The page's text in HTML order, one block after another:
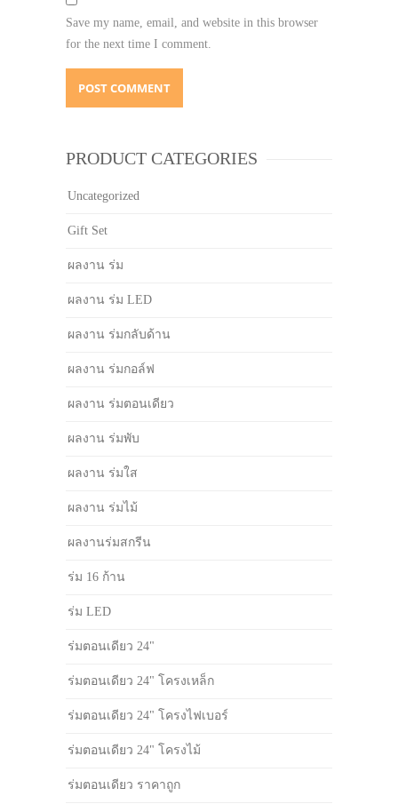
Save my name, email, and website in this browser
for the next time I comment.
PRODUCT CATEGORIES
Uncategorized
Gift Set
ผลงาน ร่ม
ผลงาน ร่ม LED
ผลงาน ร่มกลับด้าน
ผลงาน ร่มกอล์ฟ
ผลงาน ร่มตอนเดียว
ผลงาน ร่มพับ
ผลงาน ร่มใส
ผลงาน ร่มไม้
ผลงานร่มสกรีน
ร่ม 16 ก้าน
ร่ม LED
ร่มตอนเดียว 24"
ร่มตอนเดียว 24" โครงเหล็ก
ร่มตอนเดียว 24" โครงไฟเบอร์
ร่มตอนเดียว 24" โครงไม้
ร่มตอนเดียว ราคาถูก